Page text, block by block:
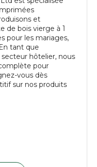
et
de bois vierge à 1
pour les mariages,
tant que
hôtelier, nous
pour
vous dès
sur nos produits